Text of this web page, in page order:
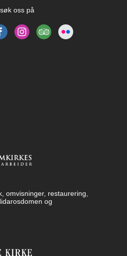
oss på
omvisninger, restaurering,
og